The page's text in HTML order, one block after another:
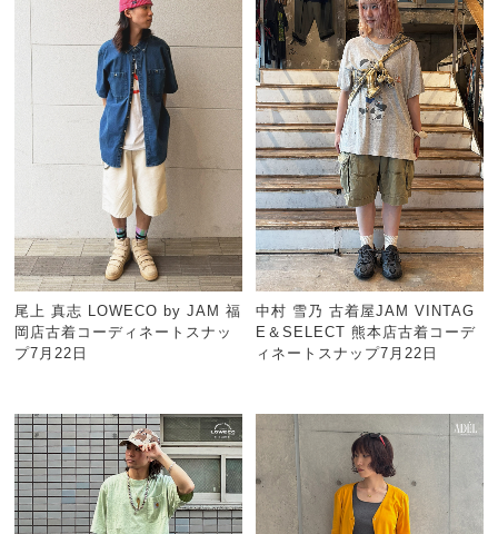
尾上 真志 LOWECO by JAM 福
岡店古着コーディネートスナッ
プ7月22日
中村 雪乃 古着屋JAM VINTAG
E＆SELECT 熊本店古着コーデ
ィネートスナップ7月22日